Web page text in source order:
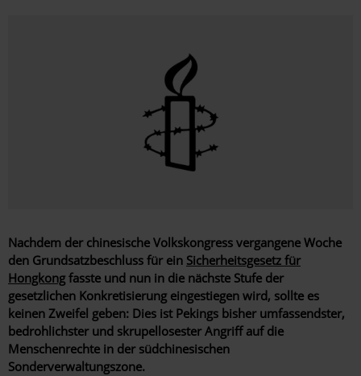
Nachdem der chinesische Volkskongress vergangene Woche
den Grundsatzbeschluss für ein Sicherheitsgesetz für
Hongkong fasste und nun in die nächste Stufe der
gesetzlichen Konkretisierung eingestiegen wird, sollte es
keinen Zweifel geben: Dies ist Pekings bisher umfassendster,
bedrohlichster und skrupellosester Angriff auf die
Menschenrechte in der südchinesischen
Sonderverwaltungszone.